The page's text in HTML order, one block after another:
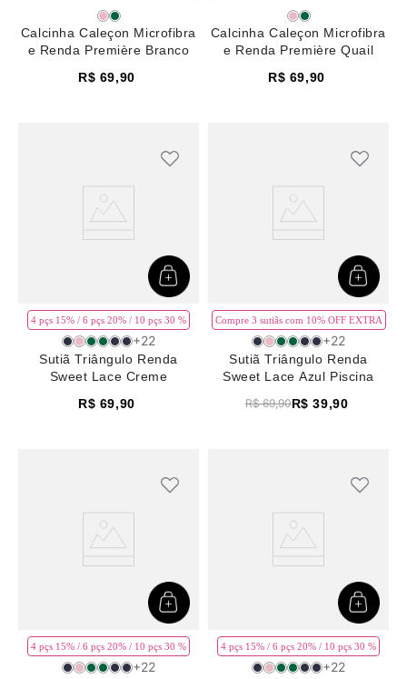
Calcinha Caleçon Microfibra
e Renda Première Branco
R$ 69,90
Calcinha Caleçon Microfibra
e Renda Première Quail
R$ 69,90
4 pçs 15% / 6 pçs 20% / 10 pçs 30 %
Sutiã Triângulo Renda
Sweet Lace Creme
R$ 69,90
+22
Compre 3 sutiãs com 10% OFF EXTRA
Sutiã Triângulo Renda
Sweet Lace Azul Piscina
R$ 69,90R$ 39,90
+22
4 pçs 15% / 6 pçs 20% / 10 pçs 30 %
+22
4 pçs 15% / 6 pçs 20% / 10 pçs 30 %
+22